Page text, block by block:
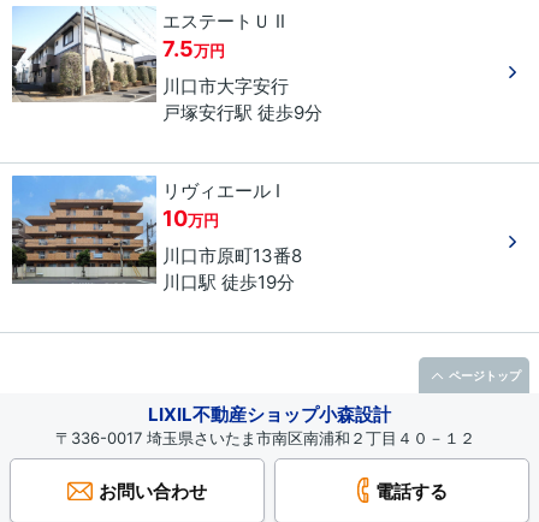
エステートＵ Ⅱ
7.5万円
川口市大字安行
戸塚安行駅 徒歩9分
リヴィエール Ⅰ
10万円
川口市原町13番8
川口駅 徒歩19分
LIXIL不動産ショップ小森設計
〒336-0017 埼玉県さいたま市南区南浦和２丁目４０－１２
お問い合わせ 電話する
ページトップ